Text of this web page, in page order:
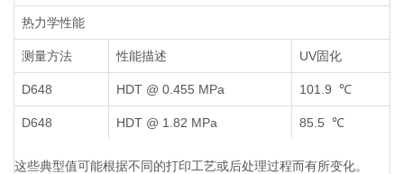
热力学性能
测量方法 性能描述 UV固化
D648 HDT @ 0.455 MPa 101.9 ℃
D648 HDT @ 1.82 MPa 85.5 ℃
这些典型值可能根据不同的打印工艺或后处理过程而有所变化。